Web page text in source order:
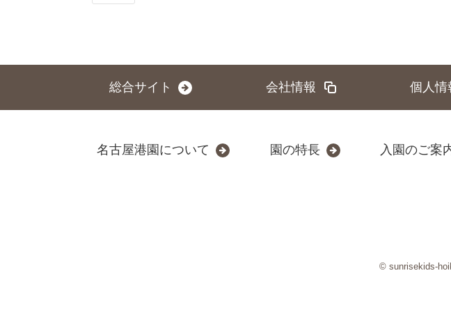
総合サイト 会社情報 個人情
名古屋港園について 園の特長 入園のご案
© sunrisekids-